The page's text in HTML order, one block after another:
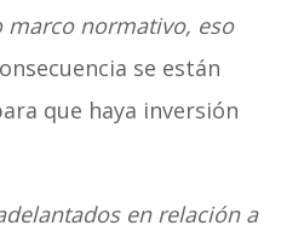
normativo, eso
se están
que haya inversión
en relación a